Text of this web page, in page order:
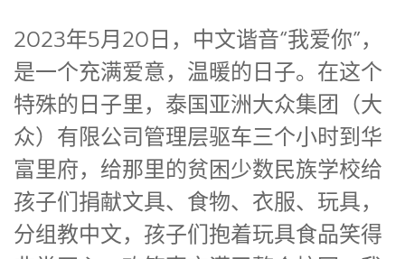
2023年5月20日，中文谐音“我爱你”，
是一个充满爱意，温暖的日子。在这个
特殊的日子里，泰国亚洲大众集团（大
众）有限公司管理层驱车三个小时到华
富里府，给那里的贫困少数民族学校给
孩子们捐献文具、食物、衣服、玩具，
分组教中文，孩子们抱着玩具食品笑得